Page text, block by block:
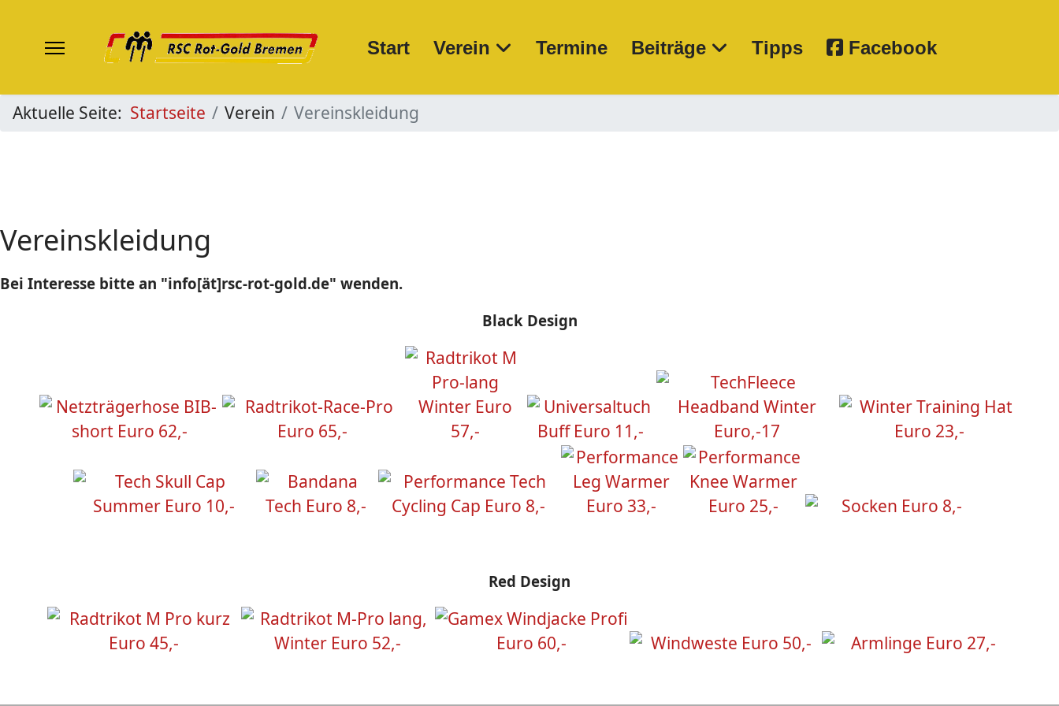
Start Verein Termine Beiträge Tipps Facebook
Aktuelle Seite: Startseite Verein Vereinskleidung
Vereinskleidung
Bei Interesse bitte an "info[ät]rsc-rot-gold.de" wenden.
Black Design
Red Design